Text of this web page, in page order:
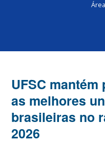
UFSC
as melhores
brasileiras no
2026